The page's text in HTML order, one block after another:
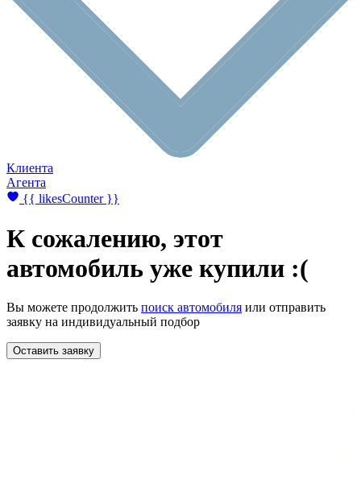
Клиента
Агента
{{ likesCounter }}
К сожалению, этот
автомобиль уже купили :(
Вы можете продолжить поиск автомобиля или отправить
заявку на индивидуальный подбор
Оставить заявку